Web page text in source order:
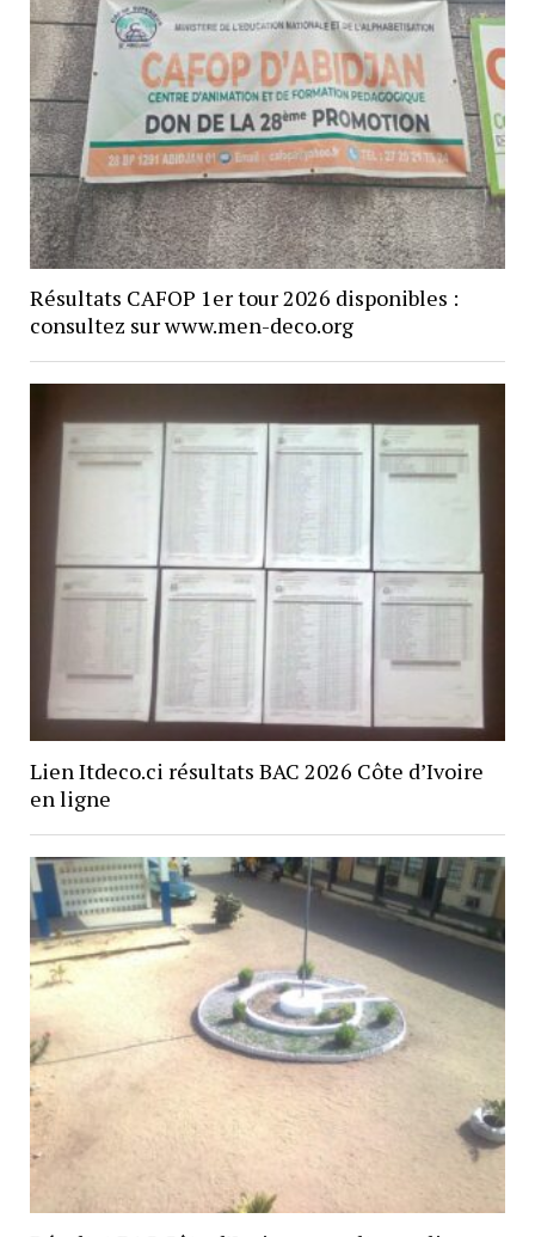
Résultats CAFOP 1er tour 2026 disponibles :
consultez sur www.men-deco.org
Lien Itdeco.ci résultats BAC 2026 Côte d’Ivoire
en ligne